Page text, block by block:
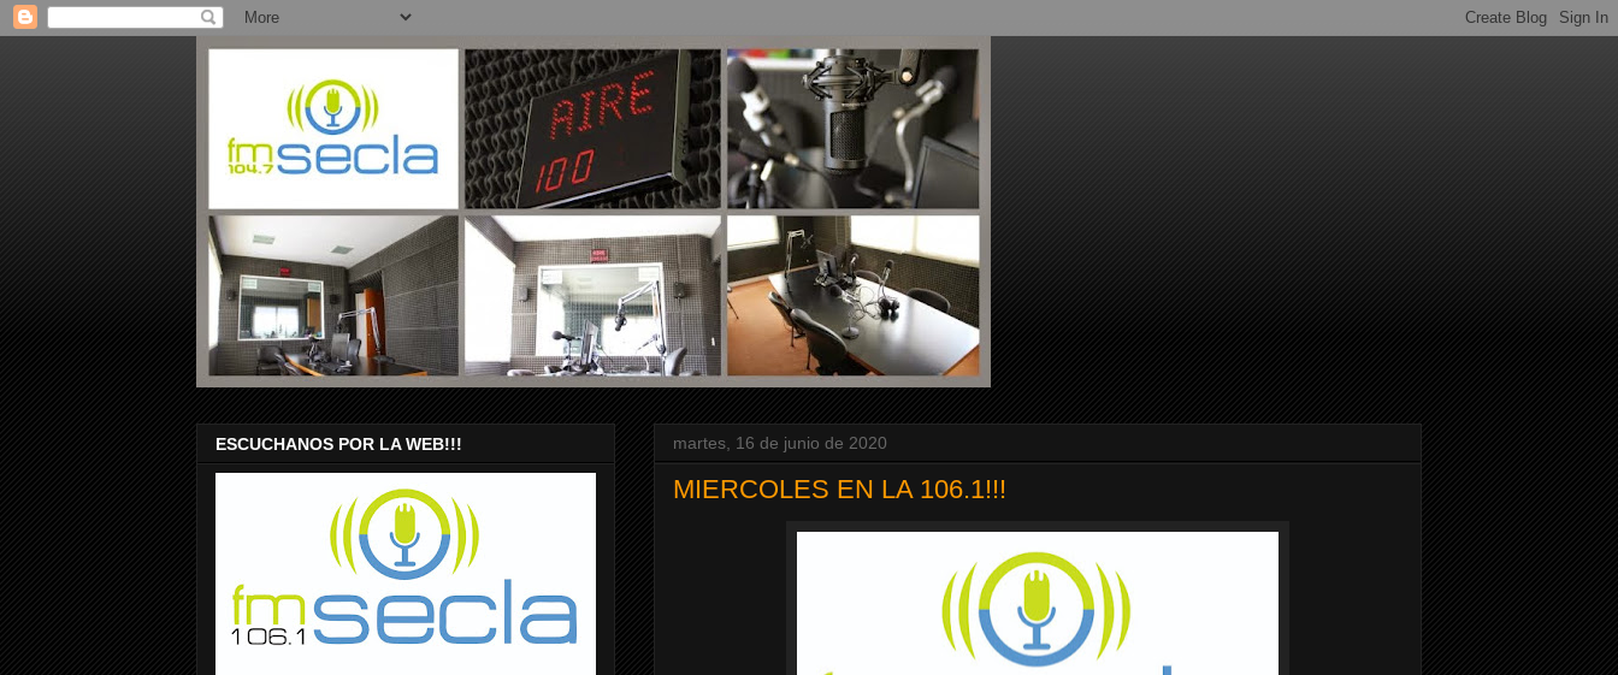
martes, 16 de junio de 2020
MIERCOLES EN LA 106.1!!!
ESCUCHANOS POR LA WEB!!!